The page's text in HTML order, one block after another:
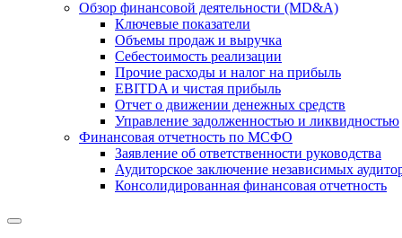
Обзор финансовой деятельности (MD&A)
Ключевые показатели
Объемы продаж и выручка
Себестоимость реализации
Прочие расходы и налог на прибыль
EBITDA и чистая прибыль
Отчет о движении денежных средств
Управление задолженностью и ликвидностью
Финансовая отчетность по МСФО
Заявление об ответственности руководства
Аудиторское заключение независимых
Консолидированная финансовая отчетность